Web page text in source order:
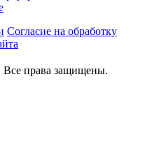
Согласие на обработку
права защищены.